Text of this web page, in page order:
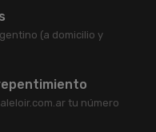
(a domicilio y
tu número